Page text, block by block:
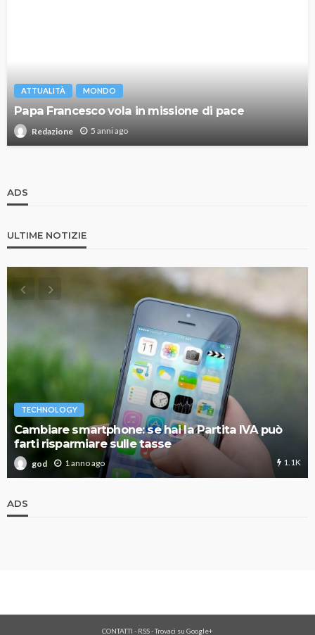
ATTUALITÀ MONDO
Papa Francesco vola in missione di pace
Redazione 5 anni ago
ADS
ULTIME NOTIZIE
TECHNOLOGY
Cambiare smartphone: se hai la Partita IVA può
farti risparmiare sulle tasse
god 1 anno ago 1.1K
ADS
CONTATTI - RSS-Trovaci su Google+